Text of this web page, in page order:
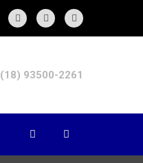
(18) 93500-2261